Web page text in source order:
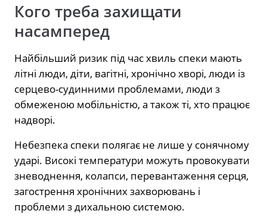
Кого треба захищати
насамперед
Найбільший ризик під час хвиль спеки мають
літні люди, діти, вагітні, хронічно хворі, люди із
серцево-судинними проблемами, люди з
обмеженою мобільністю, а також ті, хто працює
надворі.
Небезпека спеки полягає не лише у сонячному
ударі. Високі температури можуть провокувати
зневоднення, колапси, перевантаження серця,
загострення хронічних захворювань і
проблеми з дихальною системою.